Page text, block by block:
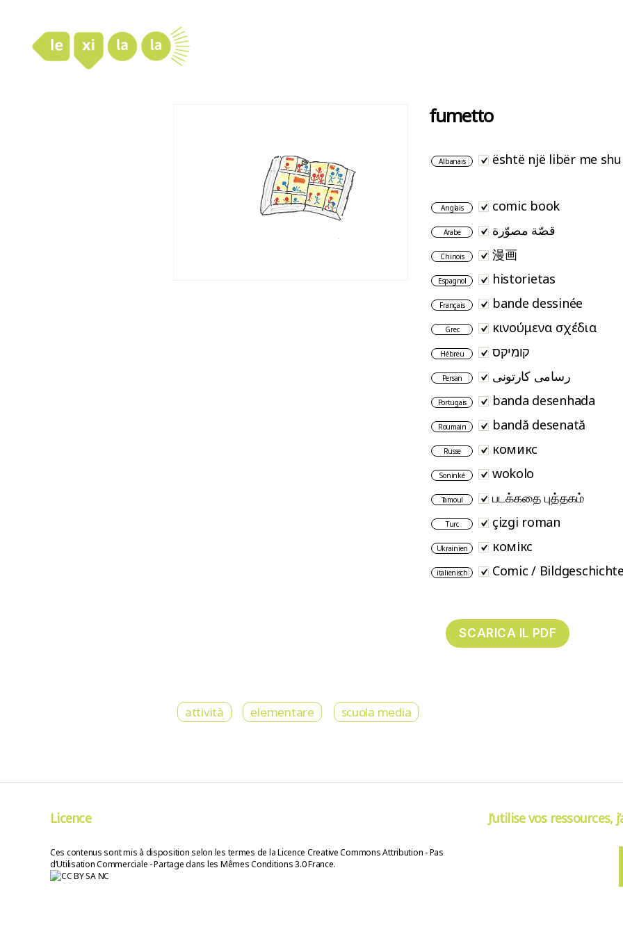
fumetto
Albanais është një libër me
Anglais comic book
Arabe قصّة مصوّرة
Chinois 漫画
Espagnol historietas
Français bande dessinée
Grec κινούμενα σχέδια
Hébreu קומיקס
Persan رسامی کارتونی
Portugais banda desenhada
Roumain bandă desenată
Russe комикс
Soninké wokolo
Tamoul படக்கதை புத்தகம்
Turc çizgi roman
Ukrainien комікс
italienisch Comic /
attività elementare scuola media
Licence
Ces contenus sont mis à disposition selon les termes de la Licence Creative Commons Attribution - Pas
d’Utilisation Commerciale - Partage dans les Mêmes Conditions 3.0 France.
J’utilise vos